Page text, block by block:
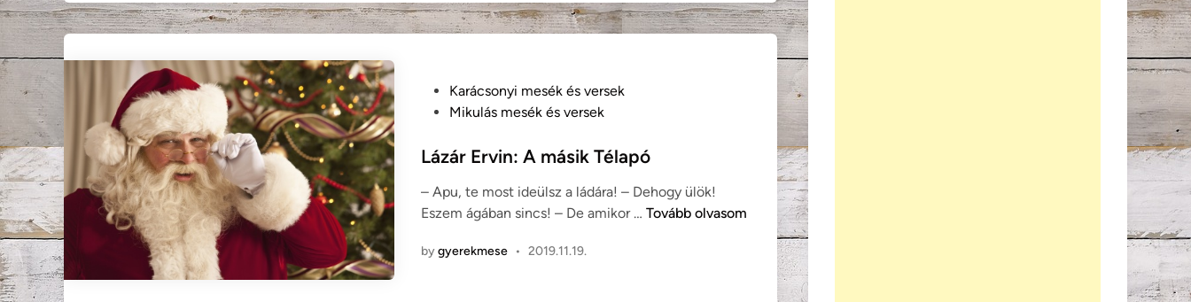
v
i
T
é
t
d
i
Karácsonyi mesék és versek
Mikulás mesék és versek
Lázár Ervin: A másik Télapó
– Apu, te most ideülsz a ládára! – Dehogy ülök!
Eszem ágában sincs! – De amikor … L
Tovább olvasom
bygyerekmese • 2019.11.19.